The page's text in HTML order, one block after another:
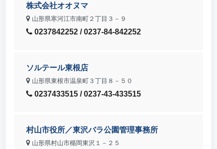
株式会社オオヌマ
山形県寒河江市南町２丁目３－９
0237842252 / 0237-84-842252
ソルテール東根店
山形県東根市温泉町３丁目８－５０
0237433515 / 0237-43-433515
村山市役所／東沢バラ公園管理事務所
山形県村山市楯岡東沢１－２５